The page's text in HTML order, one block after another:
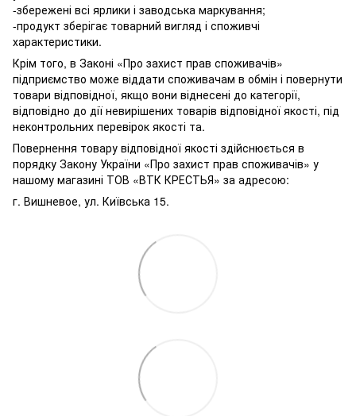
-збережені всі ярлики і заводська маркування;
-продукт зберігає товарний вигляд і споживчі
характеристики.
Крім того, в Законі «Про захист прав споживачів»
підприємство може віддати споживачам в обмін і повернути
товари відповідної, якщо вони віднесені до категорії,
відповідно до дії невирішених товарів відповідної якості, під
неконтрольних перевірок якості та.
Повернення товару відповідної якості здійснюється в
порядку Закону України «Про захист прав споживачів» у
нашому магазині ТОВ «ВТК КРЕСТЬЯ» за адресою:
г. Вишневое, ул. Київська 15.